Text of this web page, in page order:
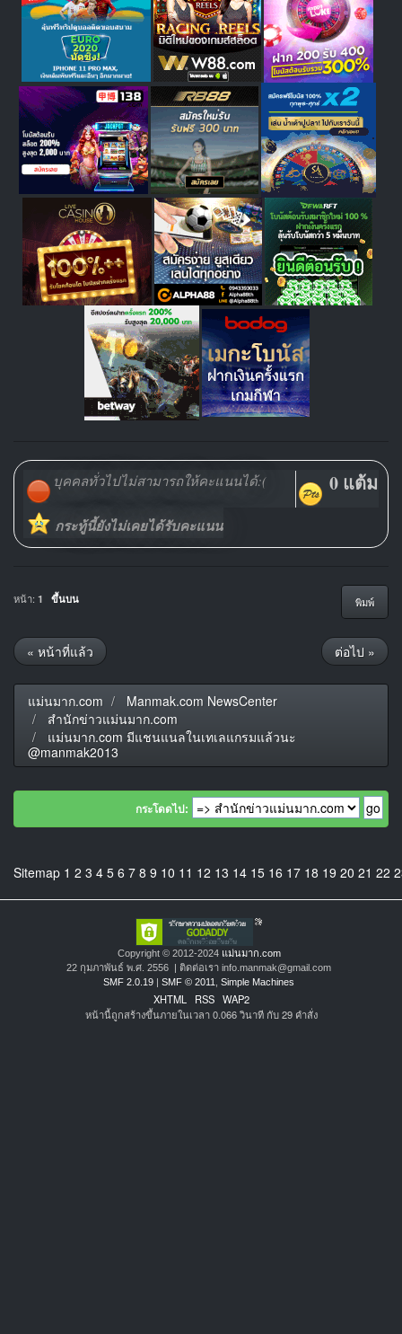
บุคคลทั่วไปไม่สามารถให้คะแนนได้:( 0 แต้ม
กระทู้นี้ยังไม่เคยได้รับคะแนน
พิมพ์
หน้า: 1 ขึ้นบน
« หน้าที่แล้ว ต่อไป »
แม่นมาก.com
Manmak.com NewsCenter
สำนักข่าวแม่นมาก.com
แม่นมาก.com มีแชนแนลในเทเลแกรมแล้วนะ
@manmak2013
กระโดดไป:
Sitemap 1 2 3 4 5 6 7 8 9 10 11 12 13 14 15 16 17 18 19 20 21 22
Copyright © 2012-2024 แม่นมาก.com
22 กุมภาพันธ์ พ.ศ. 2556 | ติดต่อเรา info.manmak@gmail.com
SMF 2.0.19
SMF © 2011 Simple Machines
XHTML RSS WAP2
หน้านี้ถูกสร้างขึ้นภายในเวลา 0.066 วินาที กับ 29 คำสั่ง